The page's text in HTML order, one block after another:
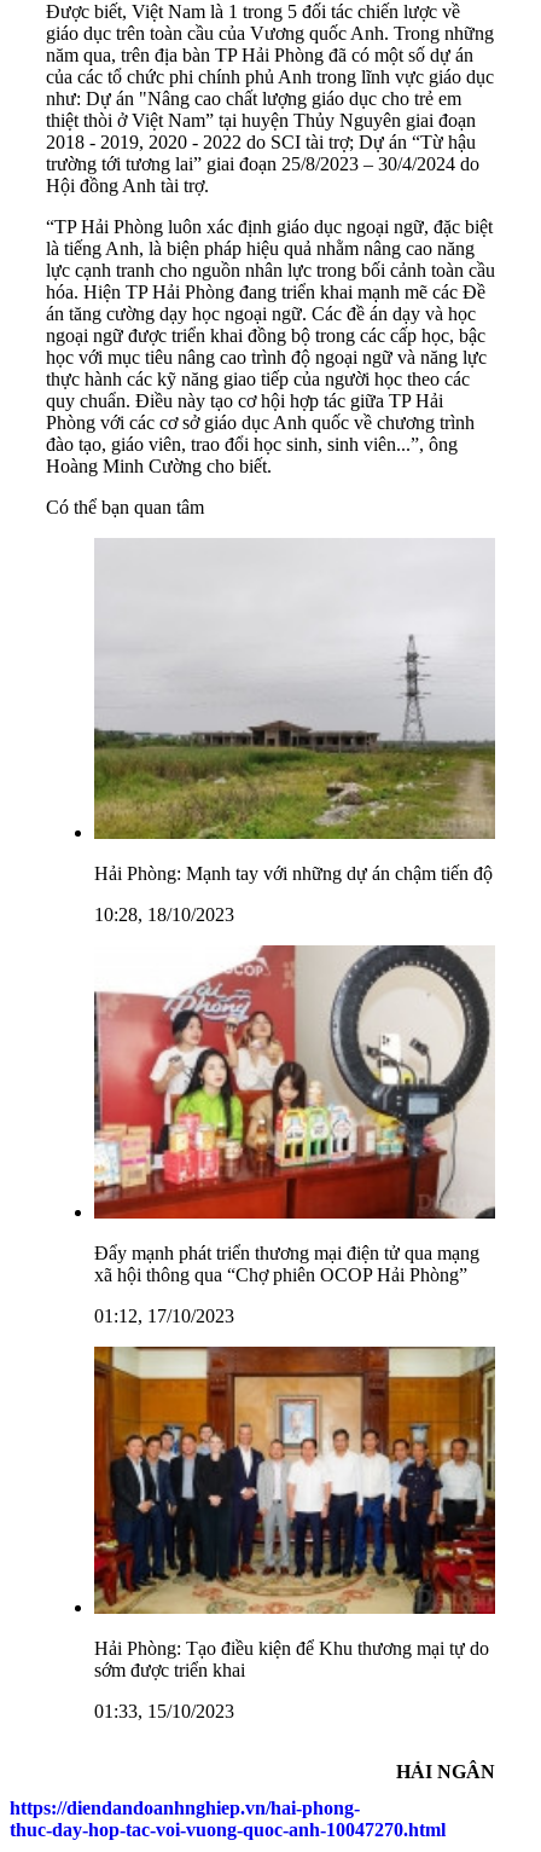
Được biết, Việt Nam là 1 trong 5 đối tác chiến lược về
giáo dục trên toàn cầu của Vương quốc Anh. Trong những
năm qua, trên địa bàn TP Hải Phòng đã có một số dự án
của các tổ chức phi chính phủ Anh trong lĩnh vực giáo dục
như: Dự án "Nâng cao chất lượng giáo dục cho trẻ em
thiệt thòi ở Việt Nam” tại huyện Thủy Nguyên giai đoạn
2018 - 2019, 2020 - 2022 do SCI tài trợ; Dự án “Từ hậu
trường tới tương lai” giai đoạn 25/8/2023 – 30/4/2024 do
Hội đồng Anh tài trợ.
“TP Hải Phòng luôn xác định giáo dục ngoại ngữ, đặc biệt
là tiếng Anh, là biện pháp hiệu quả nhằm nâng cao năng
lực cạnh tranh cho nguồn nhân lực trong bối cảnh toàn cầu
hóa. Hiện TP Hải Phòng đang triển khai mạnh mẽ các Đề
án tăng cường dạy học ngoại ngữ. Các đề án dạy và học
ngoại ngữ được triển khai đồng bộ trong các cấp học, bậc
học với mục tiêu nâng cao trình độ ngoại ngữ và năng lực
thực hành các kỹ năng giao tiếp của người học theo các
quy chuẩn. Điều này tạo cơ hội hợp tác giữa TP Hải
Phòng với các cơ sở giáo dục Anh quốc về chương trình
đào tạo, giáo viên, trao đổi học sinh, sinh viên...”, ông
Hoàng Minh Cường cho biết.
Có thể bạn quan tâm
Hải Phòng: Mạnh tay với những dự án chậm tiến độ
10:28, 18/10/2023
Đẩy mạnh phát triển thương mại điện tử qua mạng
xã hội thông qua “Chợ phiên OCOP Hải Phòng”
01:12, 17/10/2023
Hải Phòng: Tạo điều kiện để Khu thương mại tự do
sớm được triển khai
01:33, 15/10/2023
HẢI NGÂN
https://diendandoanhnghiep.vn/hai-phong-
thuc-day-hop-tac-voi-vuong-quoc-anh-10047270.html